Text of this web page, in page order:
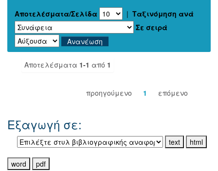
Αποτελέσματα/Σελίδα | Ταξινόμηση ανά
Σε σειρά
Αποτελέσματα 1-1 από 1
προηγούμενο 1 επόμενο
Εξαγωγή σε: